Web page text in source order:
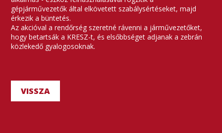
gépjárművezetők által elkövetett szabálysértéseket, majd
érkezik a büntetés.
Az akcióval a rendőrség szeretné rávenni a járművezetőket,
hogy betartsák a KRESZ-t, és elsőbbséget adjanak a zebrán
közlekedő gyalogosoknak.
VISSZA